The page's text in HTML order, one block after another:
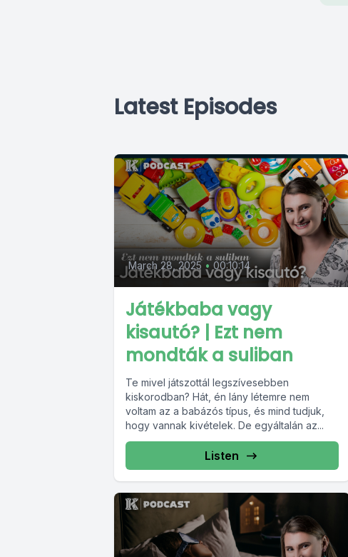
Latest Episodes
March 28, 2025 • 00:10:14
Játékbaba vagy
kisautó? | Ezt nem
mondták a suliban
Te mivel játszottál legszívesebben
kiskorodban? Hát, én lány létemre nem
voltam az a babázós típus, és mind tudjuk,
hogy vannak kivételek. De egyáltalán az...
Listen